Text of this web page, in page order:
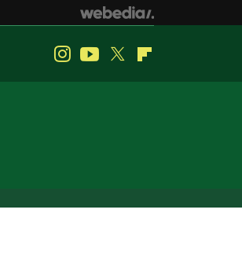
InstagramYoutube
Twitter